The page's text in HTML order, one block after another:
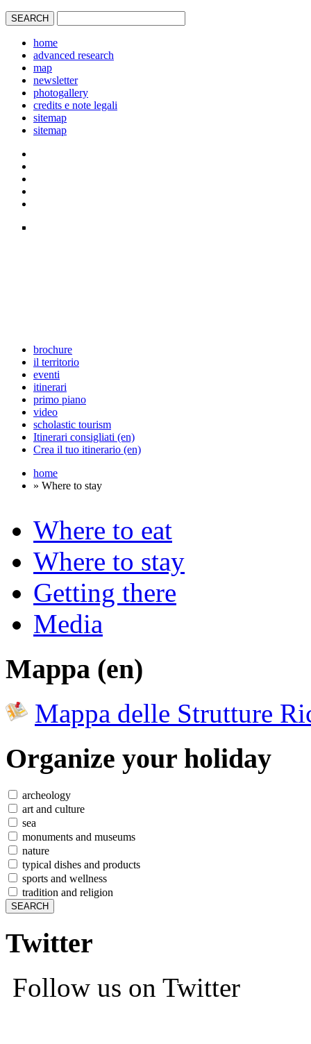
home
advanced research
map
newsletter
photogallery
credits e note legali
sitemap
sitemap
brochure
il territorio
eventi
itinerari
primo piano
video
scholastic tourism
Itinerari consigliati (en)
Crea il tuo itinerario (en)
home
» Where to stay
Where to eat
Where to stay
Getting there
Media
Mappa (en)
Mappa delle Strutture
Organize your holiday
archeology
art and culture
sea
monuments and museums
nature
typical dishes and products
sports and wellness
tradition and religion
Twitter
Follow us on Twitter